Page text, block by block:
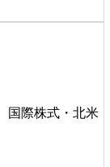
国際株式・北米